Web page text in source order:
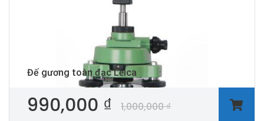
Đế gương toàn đạc Leica
1,000,000₫
990,000 ₫